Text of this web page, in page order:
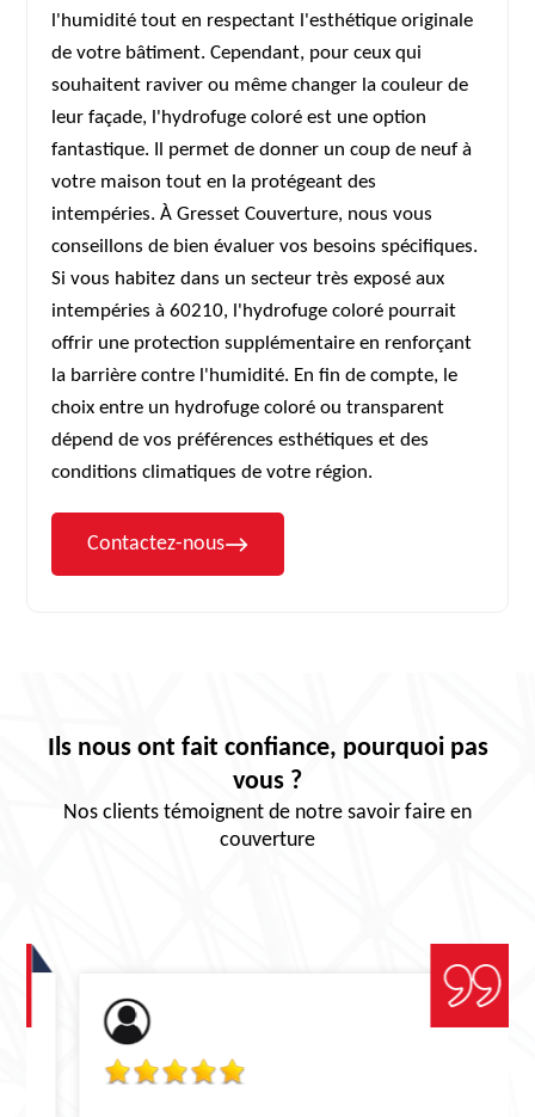
l'humidité tout en respectant l'esthétique originale
de votre bâtiment. Cependant, pour ceux qui
souhaitent raviver ou même changer la couleur de
leur façade, l'hydrofuge coloré est une option
fantastique. Il permet de donner un coup de neuf à
votre maison tout en la protégeant des
intempéries. À Gresset Couverture, nous vous
conseillons de bien évaluer vos besoins spécifiques.
Si vous habitez dans un secteur très exposé aux
intempéries à 60210, l'hydrofuge coloré pourrait
offrir une protection supplémentaire en renforçant
la barrière contre l'humidité. En fin de compte, le
choix entre un hydrofuge coloré ou transparent
dépend de vos préférences esthétiques et des
conditions climatiques de votre région.
Contactez-nous
Ils nous ont fait confiance, pourquoi pas
vous ?
Nos clients témoignent de notre savoir faire en
couverture